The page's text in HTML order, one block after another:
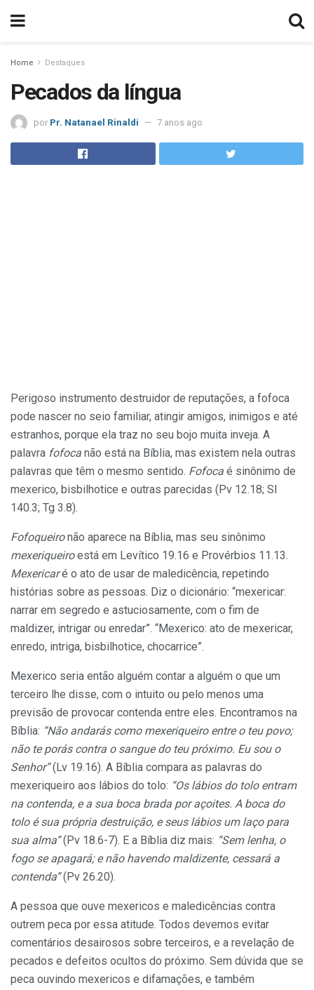
Home Destaques
Pecados da língua
por Pr. Natanael Rinaldi 7 anos ago
Perigoso instrumento destruidor de reputações, a fofoca
pode nascer no seio familiar, atingir amigos, inimigos e até
estranhos, porque ela traz no seu bojo muita inveja. A
palavra fofoca não está na Bíblia, mas existem nela outras
palavras que têm o mesmo sentido. Fofoca é sinônimo de
mexerico, bisbilhotice e outras parecidas (Pv 12.18; Sl
140.3; Tg 3.8).
Fofoqueironão aparece na Bíblia, mas seu sinônimo
mexeriqueiroestá em Levítico 19.16 e Provérbios 11.13.
Mexericaré o ato de usar de maledicência, repetindo
histórias sobre as pessoas. Diz o dicionário: “mexericar:
narrar em segredo e astuciosamente, com o fim de
maldizer, intrigar ou enredar”. “Mexerico: ato de mexericar,
enredo, intriga, bisbilhotice, chocarrice”.
Mexerico seria então alguém contar a alguém o que um
terceiro lhe disse, com o intuito ou pelo menos uma
previsão de provocar contenda entre eles. Encontramos na
Bíblia: “Não andarás como mexeriqueiro entre o teu povo;
não te porás contra o sangue do teu próximo. Eu sou o
Senhor”(Lv 19.16). A Bíblia compara as palavras do
mexeriqueiro aos lábios do tolo: “Os lábios do tolo entram
na contenda, e a sua boca brada por açoites. A boca do
tolo é sua própria destruição, e seus lábios um laço para
sua alma”(Pv 18.6-7). E a Bíblia diz mais: “Sem lenha, o
fogo se apagará; e não havendo maldizente, cessará a
contenda”(Pv 26.20).
A pessoa que ouve mexericos e maledicências contra
outrem peca por essa atitude. Todos devemos evitar
comentários desairosos sobre terceiros, e a revelação de
pecados e defeitos ocultos do próximo. Sem dúvida que se
peca ouvindo mexericos e difamações, e também